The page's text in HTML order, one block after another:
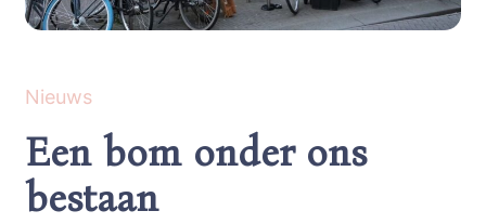
Nieuws
Een bom onder ons
bestaan